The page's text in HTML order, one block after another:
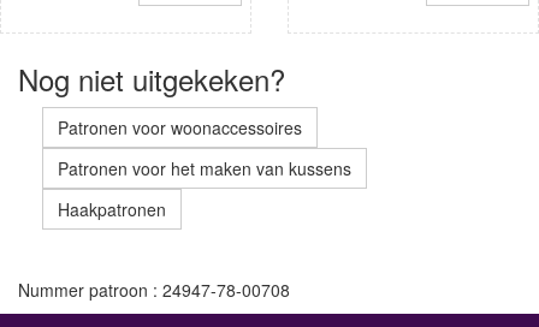
Nog niet uitgekeken?
Patronen voor woonaccessoires
Patronen voor het maken van kussens
Haakpatronen
Nummer patroon : 24947-78-00708